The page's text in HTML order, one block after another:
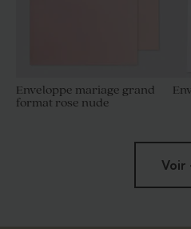
Enveloppe mariage grand
format rose nude
Voir